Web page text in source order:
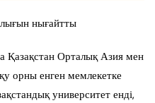
нығайтты
Орталық Азия мен
орны енген мемлекетке
университет енді,